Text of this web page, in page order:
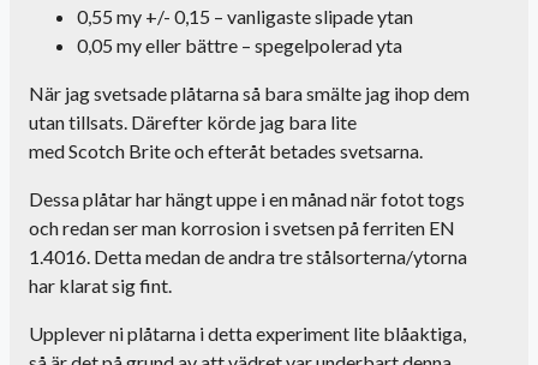
0,55 my +/- 0,15 – vanligaste slipade ytan
0,05 my eller bättre – spegelpolerad yta
När jag svetsade plåtarna så bara smälte jag ihop dem
utan tillsats. Därefter körde jag bara lite
medScotch Briteoch efteråt betades svetsarna.
Dessa plåtar har hängt uppe i en månad när fotot togs
och redan ser man korrosion i svetsen på ferriten EN
1.4016. Detta medan de andra tre stålsorterna/ytorna
har klarat sig fint.
Upplever ni plåtarna i detta experiment lite blåaktiga,